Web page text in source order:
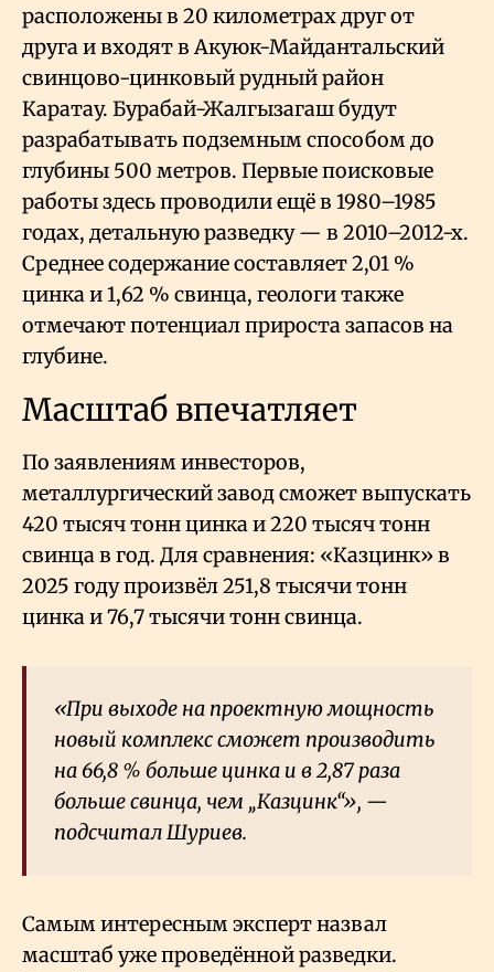
расположены в 20 километрах друг от
друга и входят в Акуюк-Майдантальский
свинцово-цинковый рудный район
Каратау. Бурабай-Жалгызагаш будут
разрабатывать подземным способом до
глубины 500 метров. Первые поисковые
работы здесь проводили ещё в 1980–1985
годах, детальную разведку — в 2010–2012-х.
Среднее содержание составляет 2,01 %
цинка и 1,62 % свинца, геологи также
отмечают потенциал прироста запасов на
глубине.
Масштаб впечатляет
По заявлениям инвесторов,
металлургический завод сможет выпускать
420 тысяч тонн цинка и 220 тысяч тонн
свинца в год. Для сравнения: «Казцинк» в
2025 году произвёл 251,8 тысячи тонн
цинка и 76,7 тысячи тонн свинца.
«При выходе на проектную мощность
новый комплекс сможет производить
на 66,8 % больше цинка и в 2,87 раза
больше свинца, чем „Казцинк“», —
подсчитал Шуриев.
Самым интересным эксперт назвал
масштаб уже проведённой разведки.